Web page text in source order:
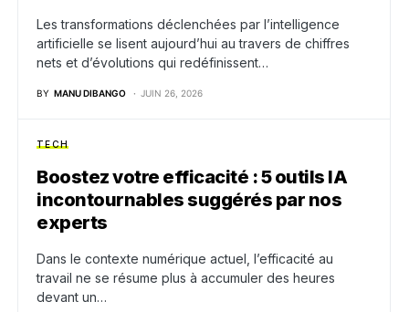
Les transformations déclenchées par l’intelligence
artificielle se lisent aujourd’hui au travers de chiffres
nets et d’évolutions qui redéfinissent…
BY MANU DIBANGO JUIN 26, 2026
TECH
Boostez votre efficacité : 5 outils IA
incontournables suggérés par nos
experts
Dans le contexte numérique actuel, l’efficacité au
travail ne se résume plus à accumuler des heures
devant un…